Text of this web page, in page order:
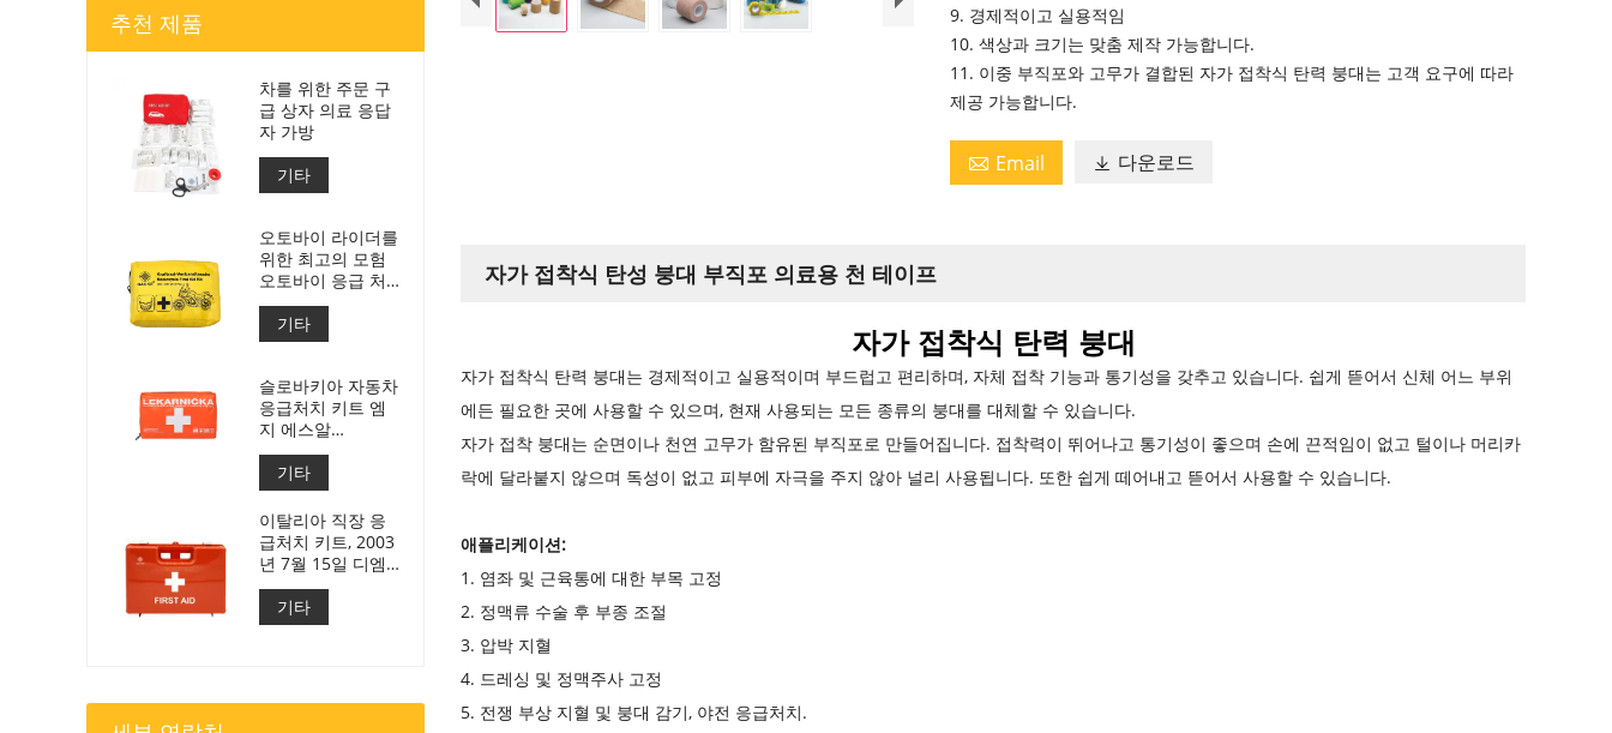
9. 경제적이고 실용적임
10. 색상과 크기는 맞춤 제작 가능합니다.
11. 이중 부직포와 고무가 결합된 자가 접착식 탄력 붕대는 고객 요구에 따라
제공 가능합니다.
 Email  다운로드
자가 접착식 탄성 붕대 부직포 의료용 천 테이프
자가 접착식 탄력 붕대
자가 접착식 탄력 붕대는 경제적이고 실용적이며 부드럽고 편리하며, 자체 접착 기능과 통기성을 갖추고 있습니다. 쉽게 뜯어서 신체 어느 부위
에든 필요한 곳에 사용할 수 있으며, 현재 사용되는 모든 종류의 붕대를 대체할 수 있습니다.
자가 접착 붕대는 순면이나 천연 고무가 함유된 부직포로 만들어집니다. 접착력이 뛰어나고 통기성이 좋으며 손에 끈적임이 없고 털이나 머리카
락에 달라붙지 않으며 독성이 없고 피부에 자극을 주지 않아 널리 사용됩니다. 또한 쉽게 떼어내고 뜯어서 사용할 수 있습니다.
애플리케이션:
1. 염좌 및 근육통에 대한 부목 고정
2. 정맥류 수술 후 부종 조절
3. 압박 지혈
4. 드레싱 및 정맥주사 고정
5. 전쟁 부상 지혈 및 붕대 감기, 야전 응급처치.
추천 제품
차를 위한 주문 구
급 상자 의료 응답
자 가방
기타
오토바이 라이더를
위한 최고의 모험
오토바이 응급 처
치 키트
기타
슬로바키아 자동차
응급처치 키트 엠
지 에스알
143/2009년호
기타
이탈리아 직장 응
급처치 키트, 2003
년 7월 15일 디엠
388 충족
기타